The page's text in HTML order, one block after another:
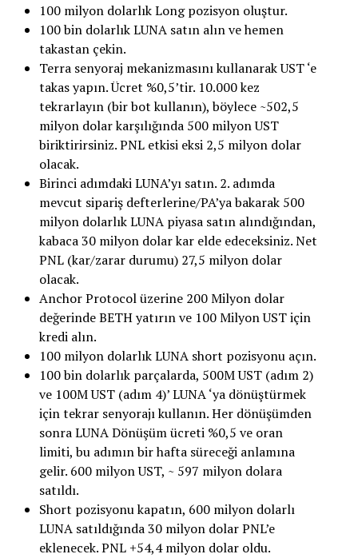
100 milyon dolarlık Long pozisyon oluştur.
100 bin dolarlık LUNA satın alın ve hemen
takastan çekin.
Terra senyoraj mekanizmasını kullanarak UST ‘e
takas yapın. Ücret %0,5’tir. 10.000 kez
tekrarlayın (bir bot kullanın), böylece ~502,5
milyon dolar karşılığında 500 milyon UST
biriktirirsiniz. PNL etkisi eksi 2,5 milyon dolar
olacak.
Birinci adımdaki LUNA’yı satın. 2. adımda
mevcut sipariş defterlerine/PA’ya bakarak 500
milyon dolarlık LUNA piyasa satın alındığından,
kabaca 30 milyon dolar kar elde edeceksiniz. Net
PNL (kar/zarar durumu) 27,5 milyon dolar
olacak.
Anchor Protocol üzerine 200 Milyon dolar
değerinde BETH yatırın ve 100 Milyon UST için
kredi alın.
100 milyon dolarlık LUNA short pozisyonu açın.
100 bin dolarlık parçalarda, 500M UST (adım 2)
ve 100M UST (adım 4)’ LUNA ‘ya dönüştürmek
için tekrar senyorajı kullanın. Her dönüşümden
sonra LUNA Dönüşüm ücreti %0,5 ve oran
limiti, bu adımın bir hafta süreceği anlamına
gelir. 600 milyon UST, ~ 597 milyon dolara
satıldı.
Short pozisyonu kapatın, 600 milyon dolarlı
LUNA satıldığında 30 milyon dolar PNL’e
eklenecek. PNL +54,4 milyon dolar oldu.